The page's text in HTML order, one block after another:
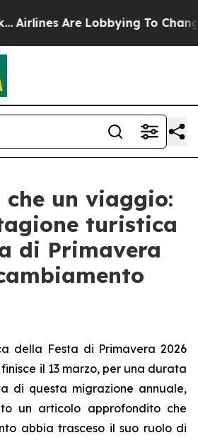
Are Lobbying To Change
che un viaggio:
turistica
di Primavera
della Festa di Primavera 2026
il 13 marzo, per una durata
di questa migrazione annuale,
un articolo approfondito che
abbia trasceso il suo ruolo di